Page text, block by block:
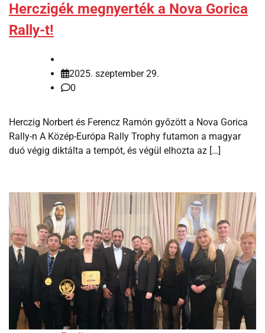
Herczigék megnyerték a Nova Gorica
Rally-t!
2025. szeptember 29.
0
Herczig Norbert és Ferencz Ramón győzött a Nova Gorica
Rally-n A Közép-Európa Rally Trophy futamon a magyar
duó végig diktálta a tempót, és végül elhozta az […]